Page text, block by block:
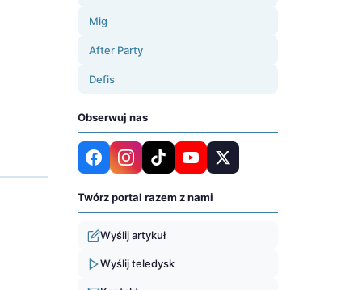
Mig
After Party
Defis
Obserwuj nas
Twórz portal razem z nami
Wyślij artykuł
Wyślij teledysk